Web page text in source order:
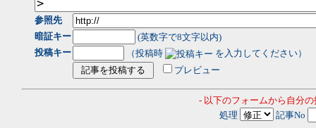
参照先
暗証キー
(英数字で8文字以内)
投稿キー
（投稿時
を入力してください）
プレビュー
- 以下のフォームから自分
処理
記事No